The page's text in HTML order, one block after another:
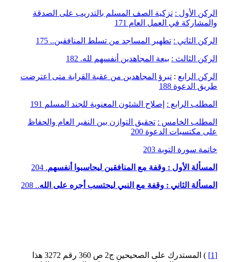
الركن الأول : تزكية الصف المسلم بالتدريب على الصدقة
والمشاركة في العمل العام 171
الركن الثاني : تطهير المساجد من تسلط المنافقين.. 175
الركن الثالث : بيعة المجاهدين أنفسهم لله. 182
الركن الرابع : تبرؤ المجاهدين من عقبة القرابة متى اعترضت
طريق الدعوة 188
المطلب الرابع : إصلاح الشئون المعنوية للجند المسلم 191
المطلب الخامس : تحقيق التوازن بين النفير العام والحفاظ
على مكتسبات الدعوة 200
خاتمة سورة التوبة 203
المسألة الأول : وقفة مع المنافقين ليحاسبوا أنفسهم. 204
المسألة الثاني : وقفة مع النبي ليحتسب أجره على الله.. 208
[1]
) المستدرك على الصحيحين ج2 ص 360 رقم 3272 هذا